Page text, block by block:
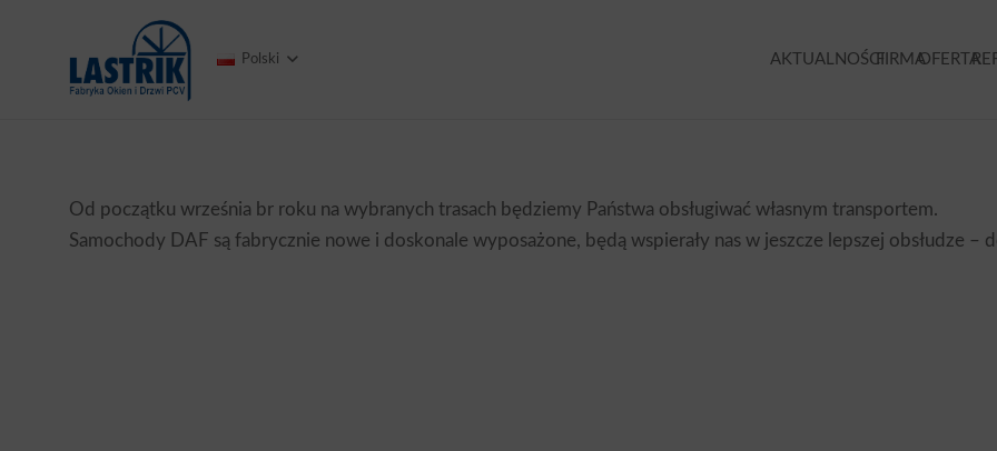
Polski AKTUALNOŚCIFIRMAOFERTA
Od początku września br roku na wybranych trasach będziemy Państwa obsługiwać własnym transportem.
Samochody DAF są fabrycznie nowe i doskonale wyposażone, będą wspierały nas w jeszcze lepszej obsłudze –